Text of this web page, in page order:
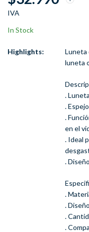
IVA
In Stock
Highlights:
Luneta
luneta
.
.
.
en el
. Ideal
.
.
.
.
.